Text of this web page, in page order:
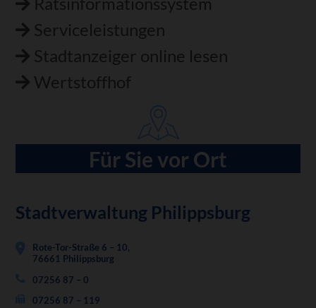
Serviceleistungen
Stadtanzeiger online lesen
Wertstoffhof
Für Sie vor Ort
Stadtverwaltung Philippsburg
Rote-Tor-Straße 6 – 10,
76661 Philippsburg
07256 87 – 0
07256 87 – 119